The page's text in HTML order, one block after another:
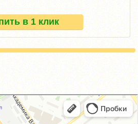
в 1 клик
в Москве